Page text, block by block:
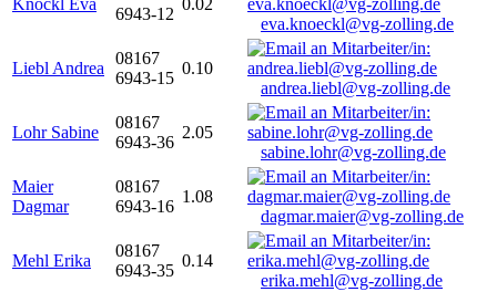
Knöckl Eva
6943-12
0.02
eva.knoeckl@vg-zolling.de
Liebl Andrea
08167
6943-15
0.10
andrea.liebl@vg-zolling.de
Lohr Sabine
08167
6943-36
2.05
sabine.lohr@vg-zolling.de
Maier
Dagmar
08167
6943-16
1.08
dagmar.maier@vg-zolling.de
Mehl Erika
08167
6943-35
0.14
erika.mehl@vg-zolling.de